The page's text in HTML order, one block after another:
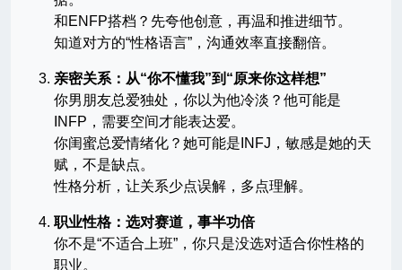
和ENFP搭档？先夸他创意，再温和推进细节。
知道对方的“性格语言”，沟通效率直接翻倍。
亲密关系：从“你不懂我”到“原来你这样想”
你男朋友总爱独处，你以为他冷淡？他可能是
INFP，需要空间才能表达爱。
你闺蜜总爱情绪化？她可能是INFJ，敏感是她的天
赋，不是缺点。
性格分析，让关系少点误解，多点理解。
职业性格：选对赛道，事半功倍
你不是“不适合上班”，你只是没选对适合你性格的
职业。